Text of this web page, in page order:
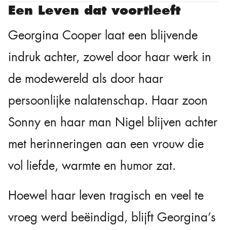
Een Leven dat voortleeft
Georgina Cooper laat een blijvende
indruk achter, zowel door haar werk in
de modewereld als door haar
persoonlijke nalatenschap. Haar zoon
Sonny en haar man Nigel blijven achter
met herinneringen aan een vrouw die
vol liefde, warmte en humor zat.
Hoewel haar leven tragisch en veel te
vroeg werd beëindigd, blijft Georgina’s